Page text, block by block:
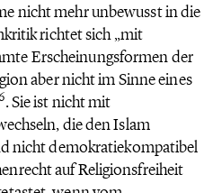
nicht mehr unbewusst in die
richtet sich „mit
Erscheinungsformen der
aber nicht im Sinne eines
. Sie ist nicht mit
die den Islam
nicht demokratiekompatibel
auf Religionsfreiheit